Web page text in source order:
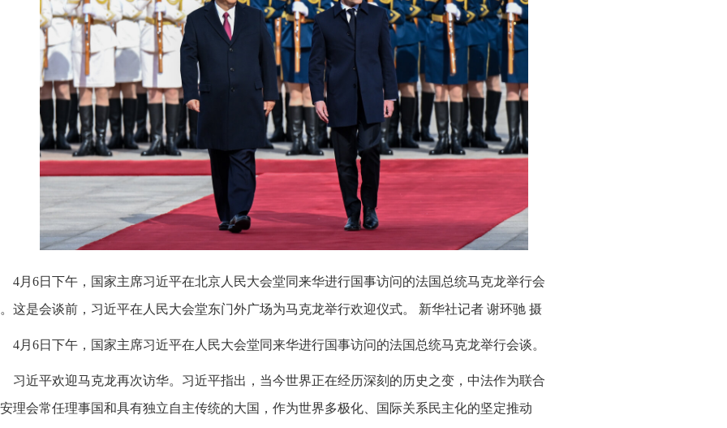
4月6日下午，国家主席习近平在北京人民大会堂同来华进行国事访问的法国总统马克龙举行会
这是会谈前，习近平在人民大会堂东门外广场为马克龙举行欢迎仪式。 新华社记者 谢环驰 摄
4月6日下午，国家主席习近平在人民大会堂同来华进行国事访问的法国总统马克龙举行会谈。
习近平欢迎马克龙再次访华。习近平指出，当今世界正在经历深刻的历史之变，中法作为联合
理会常任理事国和具有独立自主传统的大国，作为世界多极化、国际关系民主化的坚定推动